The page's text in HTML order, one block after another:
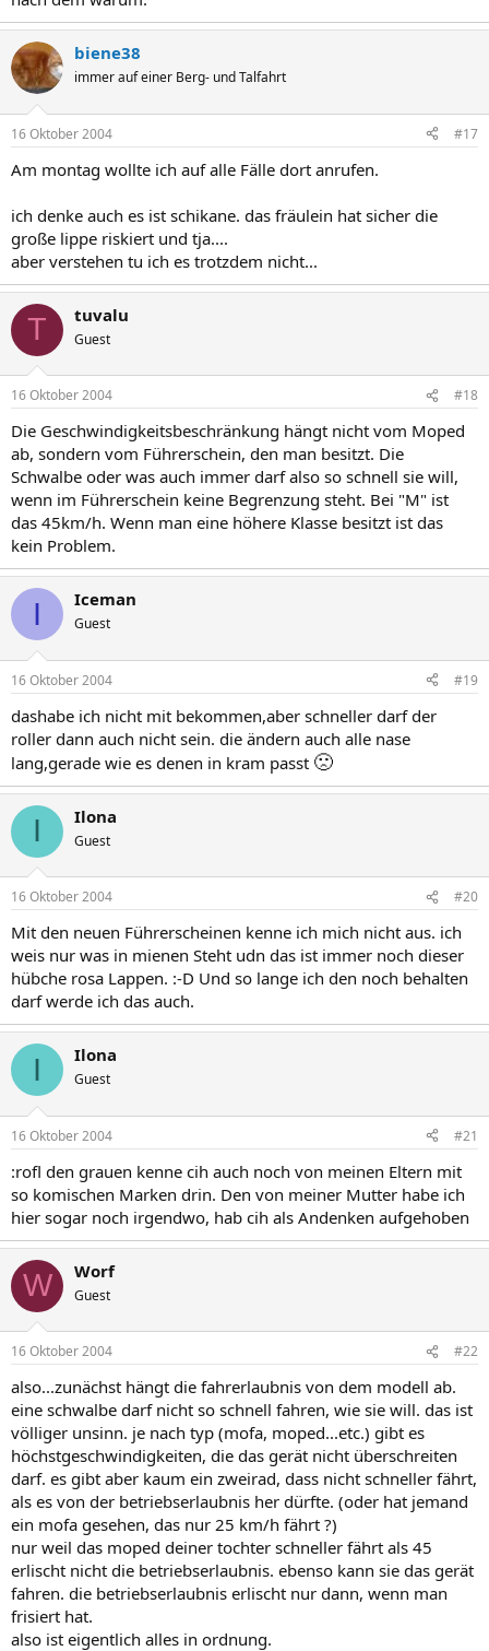
biene38
immer auf einer Berg- und Talfahrt
16 Oktober 2004 #17
Am montag wollte ich auf alle Fälle dort anrufen.
ich denke auch es ist schikane. das fräulein hat sicher die
große lippe riskiert und tja....
aber verstehen tu ich es trotzdem nicht...
T tuvalu
Guest
16 Oktober 2004 #18
Die Geschwindigkeitsbeschränkung hängt nicht vom Moped
ab, sondern vom Führerschein, den man besitzt. Die
Schwalbe oder was auch immer darf also so schnell sie will,
wenn im Führerschein keine Begrenzung steht. Bei "M" ist
das 45km/h. Wenn man eine höhere Klasse besitzt ist das
kein Problem.
I Iceman
Guest
16 Oktober 2004 #19
dashabe ich nicht mit bekommen,aber schneller darf der
roller dann auch nicht sein. die ändern auch alle nase
lang,gerade wie es denen in kram passt 🙁
I Ilona
Guest
16 Oktober 2004 #20
Mit den neuen Führerscheinen kenne ich mich nicht aus. ich
weis nur was in mienen Steht udn das ist immer noch dieser
hübche rosa Lappen. :-D Und so lange ich den noch behalten
darf werde ich das auch.
I Ilona
Guest
16 Oktober 2004 #21
:rofl den grauen kenne cih auch noch von meinen Eltern mit
so komischen Marken drin. Den von meiner Mutter habe ich
hier sogar noch irgendwo, hab cih als Andenken aufgehoben
W Worf
Guest
16 Oktober 2004 #22
also...zunächst hängt die fahrerlaubnis von dem modell ab.
eine schwalbe darf nicht so schnell fahren, wie sie will. das ist
völliger unsinn. je nach typ (mofa, moped...etc.) gibt es
höchstgeschwindigkeiten, die das gerät nicht überschreiten
darf. es gibt aber kaum ein zweirad, dass nicht schneller fährt,
als es von der betriebserlaubnis her dürfte. (oder hat jemand
ein mofa gesehen, das nur 25 km/h fährt ?)
nur weil das moped deiner tochter schneller fährt als 45
erlischt nicht die betriebserlaubnis. ebenso kann sie das gerät
fahren. die betriebserlaubnis erlischt nur dann, wenn man
frisiert hat.
also ist eigentlich alles in ordnung.